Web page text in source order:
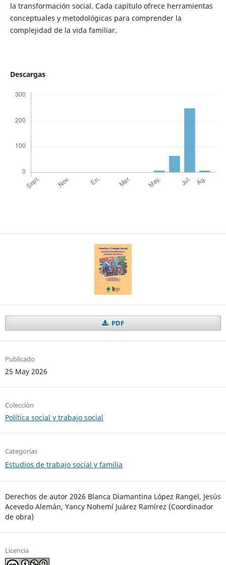
la transformación social. Cada capítulo ofrece herramientas
conceptuales y metodológicas para comprender la
complejidad de la vida familiar.
Descargas
PDF
Publicado
25 May 2026
Colección
Política social y trabajo social
Categorías
Estudios de trabajo social y familia
Derechos de autor 2026 Blanca Diamantina López Rangel, Jesús
Acevedo Alemán, Yancy Nohemí Juárez Ramírez (Coordinador
de obra)
Licencia